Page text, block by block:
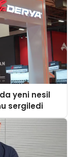
yeni nesil
sergiledi